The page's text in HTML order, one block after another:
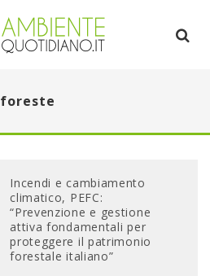
foreste
Incendi e cambiamento
climatico, PEFC:
“Prevenzione e gestione
attiva fondamentali per
proteggere il patrimonio
forestale italiano”